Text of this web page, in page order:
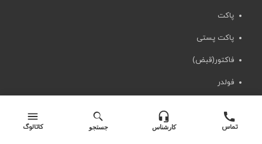
پاکت
پاکت پستی
فاکتور(قبض)
فولدر
پکیجینگ
تماس کارشناس جستجو کاتالوگ